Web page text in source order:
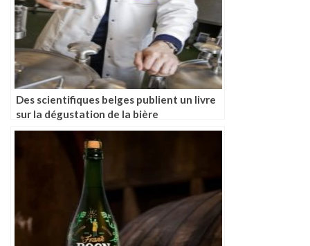
Des scientifiques belges publient un livre
sur la dégustation de la bière